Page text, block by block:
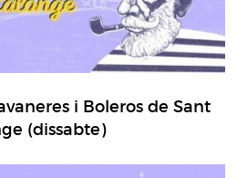
i Boleros de Sant
(dissabte)